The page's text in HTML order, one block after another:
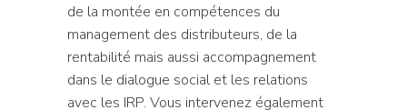
de la montée en compétences du
management des distributeurs, de la
rentabilité mais aussi accompagnement
dans le dialogue social et les relations
avec les IRP. Vous intervenez également